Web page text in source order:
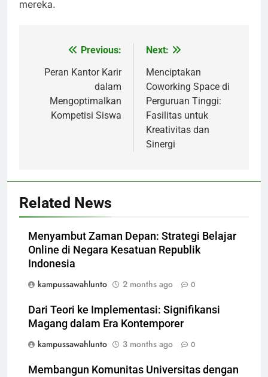
mereka.
navigation
Previous:
Peran Kantor Karir
dalam
Mengoptimalkan
Kompetisi Siswa
Next:
Menciptakan
Coworking Space di
Perguruan Tinggi:
Fasilitas untuk
Kreativitas dan
Sinergi
Related News
Menyambut Zaman Depan: Strategi Belajar
Online di Negara Kesatuan Republik
Indonesia
kampussawahlunto
2 months ago 0
Dari Teori ke Implementasi: Signifikansi
Magang dalam Era Kontemporer
kampussawahlunto
3 months ago 0
Membangun Komunitas Universitas dengan